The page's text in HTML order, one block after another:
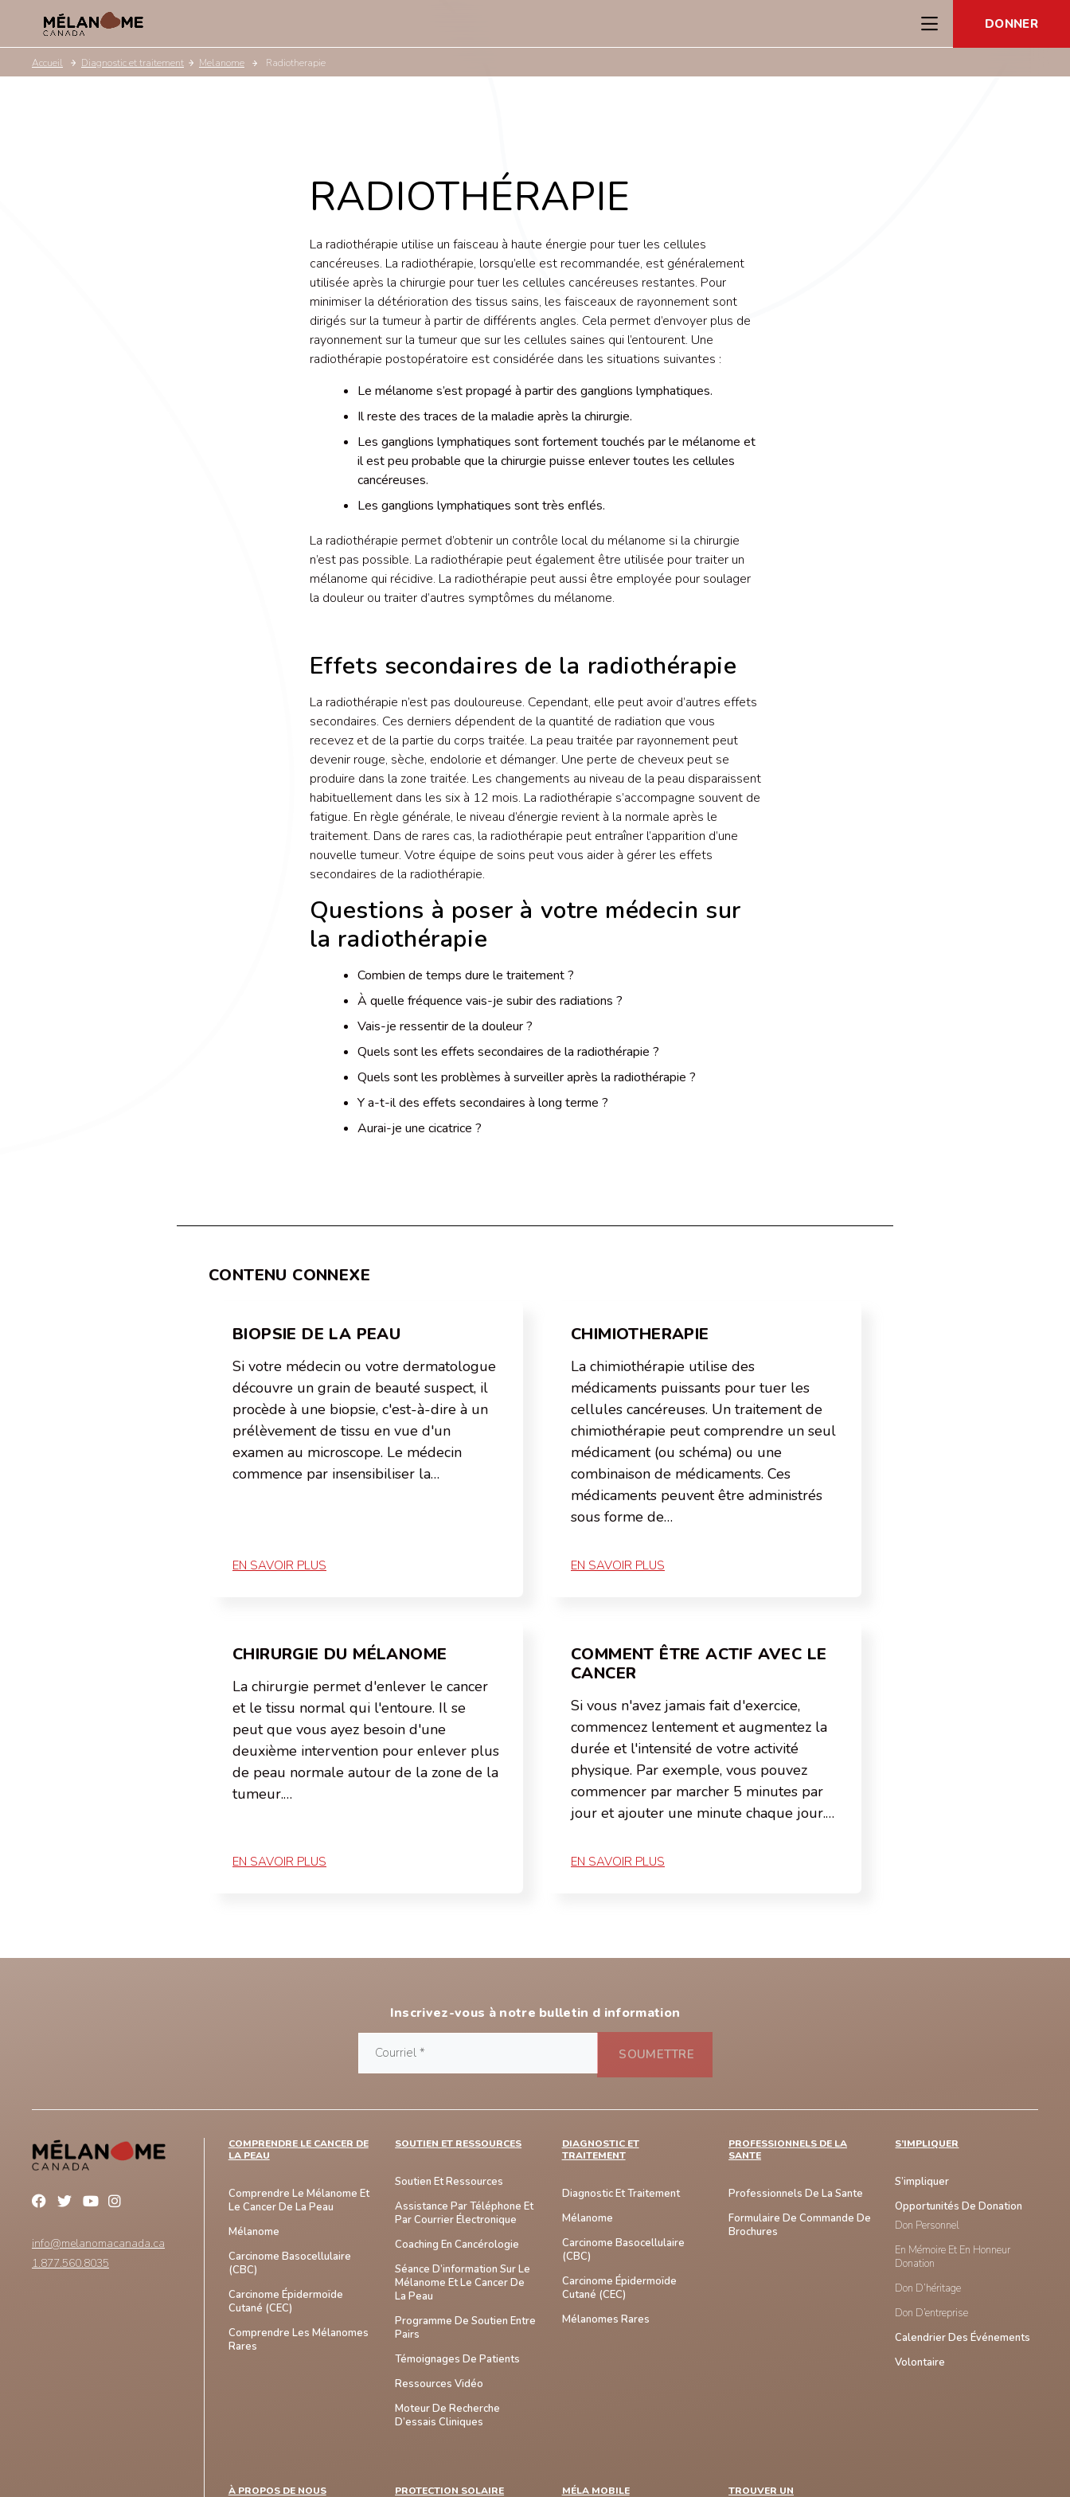
DONNER
Accueil Melanome
Diagnostic et traitement Radiotherapie
RADIOTHÉRAPIE
La radiothérapie utilise un faisceau à haute énergie pour tuer les cellules
cancéreuses. La radiothérapie, lorsqu’elle est recommandée, est généralement
utilisée après la chirurgie pour tuer les cellules cancéreuses restantes. Pour
minimiser la détérioration des tissus sains, les faisceaux de rayonnement sont
dirigés sur la tumeur à partir de différents angles. Cela permet d’envoyer plus de
rayonnement sur la tumeur que sur les cellules saines qui l’entourent. Une
radiothérapie postopératoire est considérée dans les situations suivantes :
Le mélanome s’est propagé à partir des ganglions lymphatiques.
Il reste des traces de la maladie après la chirurgie.
Les ganglions lymphatiques sont fortement touchés par le mélanome et
il est peu probable que la chirurgie puisse enlever toutes les cellules
cancéreuses.
Les ganglions lymphatiques sont très enflés.
La radiothérapie permet d’obtenir un contrôle local du mélanome si la chirurgie
n’est pas possible. La radiothérapie peut également être utilisée pour traiter un
mélanome qui récidive. La radiothérapie peut aussi être employée pour soulager
la douleur ou traiter d’autres symptômes du mélanome.
Effets secondaires de la radiothérapie
La radiothérapie n’est pas douloureuse. Cependant, elle peut avoir d’autres effets
secondaires. Ces derniers dépendent de la quantité de radiation que vous
recevez et de la partie du corps traitée. La peau traitée par rayonnement peut
devenir rouge, sèche, endolorie et démanger. Une perte de cheveux peut se
produire dans la zone traitée. Les changements au niveau de la peau disparaissent
habituellement dans les six à 12 mois. La radiothérapie s’accompagne souvent de
fatigue. En règle générale, le niveau d’énergie revient à la normale après le
traitement. Dans de rares cas, la radiothérapie peut entraîner l’apparition d’une
nouvelle tumeur. Votre équipe de soins peut vous aider à gérer les effets
secondaires de la radiothérapie.
Questions à poser à votre médecin sur
la radiothérapie
Combien de temps dure le traitement ?
À quelle fréquence vais-je subir des radiations ?
Vais-je ressentir de la douleur ?
Quels sont les effets secondaires de la radiothérapie ?
Quels sont les problèmes à surveiller après la radiothérapie ?
Y a-t-il des effets secondaires à long terme ?
Aurai-je une cicatrice ?
CONTENU CONNEXE
BIOPSIE DE LA PEAU
Si votre médecin ou votre dermatologue
découvre un grain de beauté suspect, il
procède à une biopsie, c'est-à-dire à un
prélèvement de tissu en vue d'un
examen au microscope. Le médecin
commence par insensibiliser la…
EN SAVOIR PLUS
CHIMIOTHERAPIE
La chimiothérapie utilise des
médicaments puissants pour tuer les
cellules cancéreuses. Un traitement de
chimiothérapie peut comprendre un seul
médicament (ou schéma) ou une
combinaison de médicaments. Ces
médicaments peuvent être administrés
sous forme de…
EN SAVOIR PLUS
CHIRURGIE DU MÉLANOME
La chirurgie permet d'enlever le cancer
et le tissu normal qui l'entoure. Il se
peut que vous ayez besoin d'une
deuxième intervention pour enlever plus
de peau normale autour de la zone de la
tumeur.…
EN SAVOIR PLUS
COMMENT ÊTRE ACTIF AVEC LE
CANCER
Si vous n'avez jamais fait d'exercice,
commencez lentement et augmentez la
durée et l'intensité de votre activité
physique. Par exemple, vous pouvez
commencer par marcher 5 minutes par
jour et ajouter une minute chaque jour.…
EN SAVOIR PLUS
Inscrivez-vous à notre bulletin d information
info@melanomacanada.ca
1.877.560.8035
COMPRENDRE LE CANCER DE
LA PEAU
Comprendre Le Mélanome Et
Le Cancer De La Peau
Mélanome
Carcinome Basocellulaire
(CBC)
Carcinome Épidermoïde
Cutané (CEC)
Comprendre Les Mélanomes
Rares
SOUTIEN ET RESSOURCES
Soutien Et Ressources
Assistance Par Téléphone Et
Par Courrier Électronique
Coaching En Cancérologie
Séance D’information Sur Le
Mélanome Et Le Cancer De
La Peau
Programme De Soutien Entre
Pairs
Témoignages De Patients
Ressources Vidéo
Moteur De Recherche
D’essais Cliniques
DIAGNOSTIC ET
TRAITEMENT
Diagnostic Et Traitement
Mélanome
Carcinome Basocellulaire
(CBC)
Carcinome Épidermoïde
Cutané (CEC)
Mélanomes Rares
PROFESSIONNELS DE LA
SANTE
Professionnels De La Sante
Formulaire De Commande De
Brochures
S’IMPLIQUER
S’impliquer
Opportunités De Donation
Don Personnel
En Mémoire Et En Honneur
Donation
Don D’héritage
Don D’entreprise
Calendrier Des Événements
Volontaire
À PROPOS DE NOUS PROTECTION SOLAIRE MÉLA MOBILE
TROUVER UN